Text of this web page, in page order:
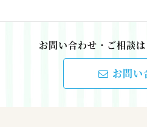
お問い合わせ・ご相談は
お問い